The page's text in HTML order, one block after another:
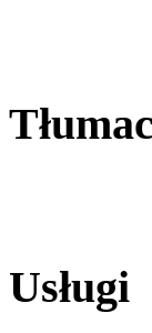
Usługi